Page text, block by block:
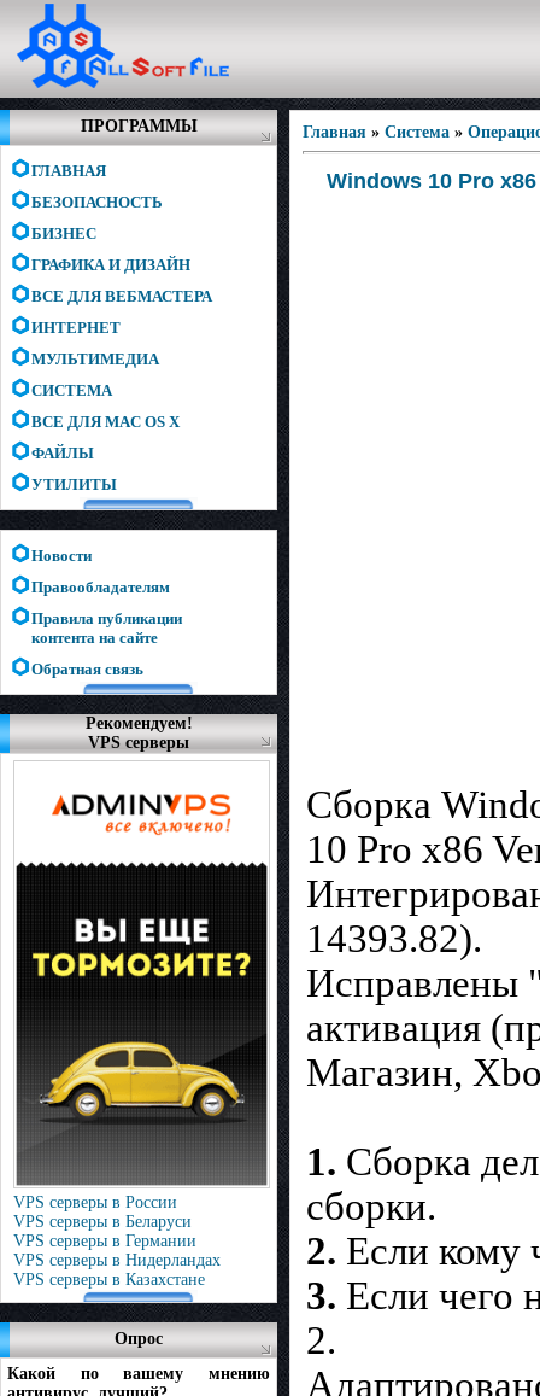
ПРОГРАММЫ
ГЛАВНАЯ
БЕЗОПАСНОСТЬ
БИЗНЕС
ГРАФИКА И ДИЗАЙН
ВСЕ ДЛЯ ВЕБМАСТЕРА
ИНТЕРНЕТ
МУЛЬТИМЕДИА
СИСТЕМА
ВСЕ ДЛЯ MAC OS X
ФАЙЛЫ
УТИЛИТЫ
Новости
Правообладателям
Правила публикации
контента на сайте
Обратная связь
Рекомендуем!
VPS серверы
VPS серверы в России
VPS серверы в Беларуси
VPS серверы в Германии
VPS серверы в Нидерландах
VPS серверы в Казахстане
Опрос
Какой по вашему мнению
Главная » Система »
Windows 10 Pro
Сборка
10 Pro x86
14393.82).
Исправлены
активация
Магазин,
1. Сборка
сборки.
2. Если кому
3. Если чего
2.